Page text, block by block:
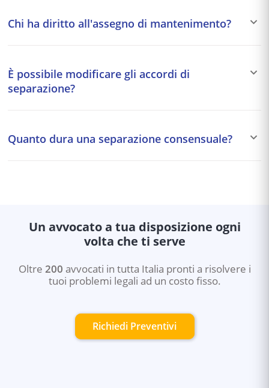
diritti e responsabilità. L'affidamento esclusivo è
criterio guida.
Chi ha diritto all'assegno di mantenimento?
adeguati al tenore di vita matrimoniale. I figli minori (e
maggiorenni non ancora autosufficienti) hanno sempre
È possibile modificare gli accordi di
separazione?
modificati se cambiano le condizioni economiche o
Quanto dura una separazione consensuale?
Un avvocato a tua disposizione ogni
volta che ti serve
Oltre 200 avvocati in tutta Italia pronti a risolvere i
tuoi problemi legali ad un costo fisso.
Richiedi Preventivi